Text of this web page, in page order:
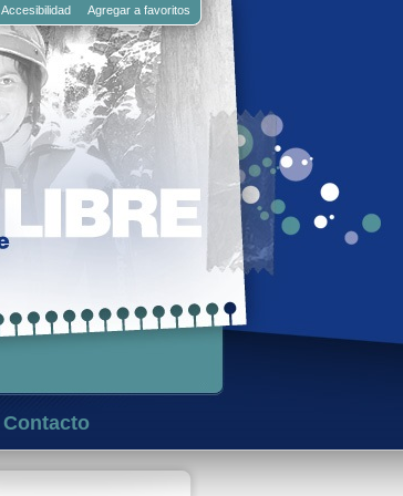
Accesibilidad Agregar a favoritos
Contacto